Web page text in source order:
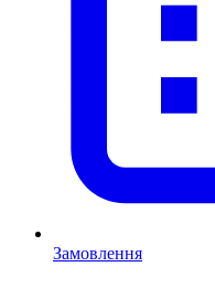
Замовлення